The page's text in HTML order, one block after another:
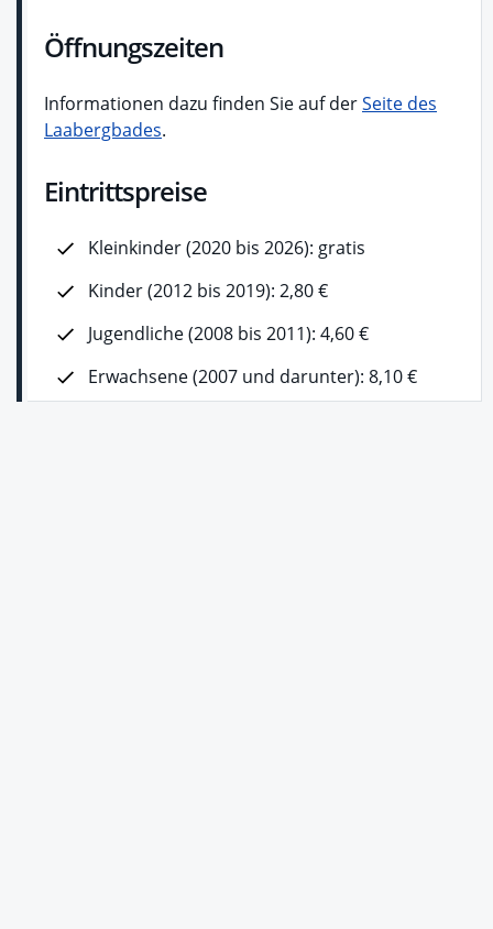
Öffnungszeiten
Informationen dazu finden Sie auf derSeite des
Laabergbades.
Eintrittspreise
Kleinkinder (2020 bis 2026): gratis
Kinder (2012 bis 2019): 2,80 €
Jugendliche (2008 bis 2011): 4,60 €
Erwachsene (2007 und darunter): 8,10 €